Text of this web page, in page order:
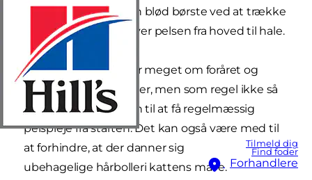
Tilmeld dig
Find foder
Forhandlere
Fjern løse hår med en blød børste ved at trække
den langsomt hen over pelsen fra hoved til hale.
De fleste katte fælder meget om foråret og
også sommer og vinter, men som regel ikke så
kraftigt. Væn killingen til at få regelmæssig
pelspleje fra starten. Det kan også være med til
at forhindre, at der danner sig
ubehagelige hårbolleri kattens mave.